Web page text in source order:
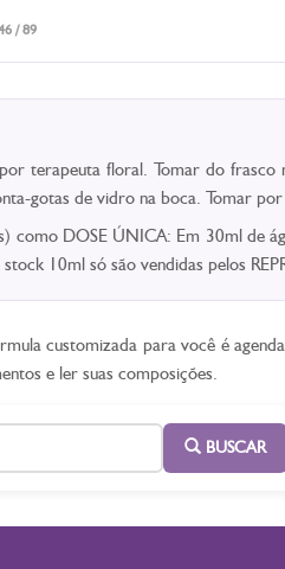
/ 89
terapeuta floral. Tomar do frasco
gotas de vidro na boca. Tomar
como DOSE ÚNICA: Em 30ml de
10ml só são vendidas pelos
customizada para você é
e ler suas composições.
BUSCAR